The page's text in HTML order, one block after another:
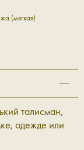
(мягкая)
талисман,
одежде или